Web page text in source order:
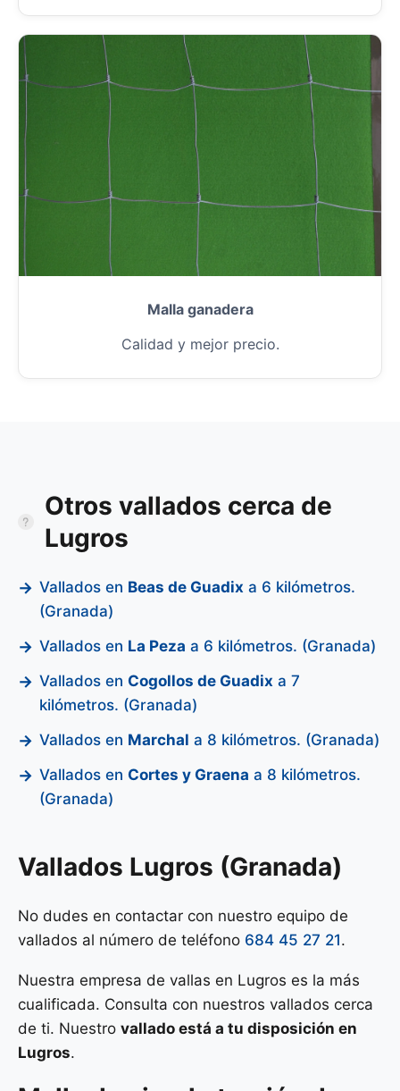
Malla ganadera
Calidad y mejor precio.
Otros vallados cerca de
Lugros
Vallados en Beas de Guadix a 6 kilómetros.
(Granada)
Vallados en La Peza a 6 kilómetros. (Granada)
Vallados en Cogollos de Guadix a 7
kilómetros. (Granada)
Vallados en Marchal a 8 kilómetros. (Granada)
Vallados en Cortes y Graena a 8 kilómetros.
(Granada)
Vallados Lugros (Granada)
No dudes en contactar con nuestro equipo de
vallados al número de teléfono 684 45 27 21.
Nuestra empresa de vallas en Lugros es la más
cualificada. Consulta con nuestros vallados cerca
de ti. Nuestro vallado está a tu disposición en
Lugros.